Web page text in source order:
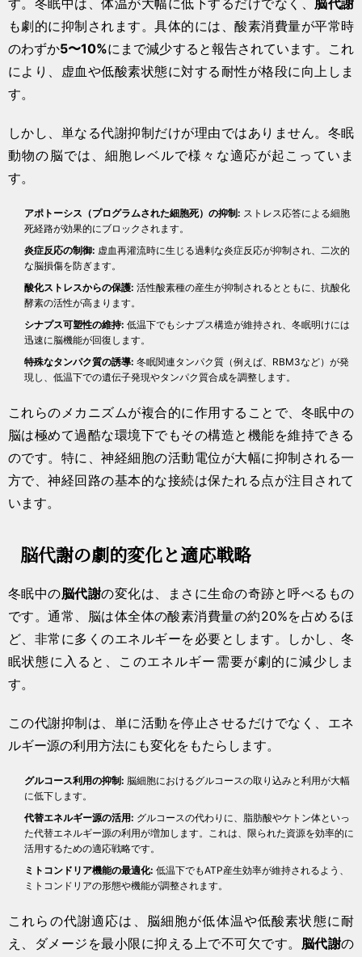
す。冬眠中は、体温が大幅に低下するだけでなく、 脳代謝
も劇的に抑制されます。具体的には、酸素消費量が平常時
のわずか5〜10%にまで減少すると報告されています。これ
により、虚血や低酸素状態に対する耐性が格段に向上しま
す。
しかし、単なる代謝抑制だけが理由ではありません。冬眠
動物の脳では、細胞レベルで様々な適応が起こっていま
す。
アポトーシス（プログラムされた細胞死）の抑制: ストレス応答による細胞
死経路が効果的にブロックされます。
炎症反応の制御: 虚血再灌流時に生じる過剰な炎症反応が抑制され、二次的
な脳損傷を防ぎます。
酸化ストレスからの保護: 活性酸素種の産生が抑制されるとともに、抗酸化
酵素の活性が高まります。
シナプス可塑性の維持: 低温下でもシナプス構造が維持され、冬眠明けには
迅速に脳機能が回復します。
特殊なタンパク質の誘導: 冬眠関連タンパク質（例えば、RBM3など）が発
現し、低温下での遺伝子発現やタンパク質合成を調整します。
これらのメカニズムが複合的に作用することで、冬眠中の
脳は極めて過酷な環境下でもその構造と機能を維持できる
のです。特に、神経細胞の活動電位が大幅に抑制される一
方で、神経回路の基本的な接続は保たれる点が注目されて
います。
脳代謝の劇的変化と適応戦略
冬眠中の脳代謝の変化は、まさに生命の奇跡と呼べるもの
です。通常、脳は体全体の酸素消費量の約20%を占めるほ
ど、非常に多くのエネルギーを必要とします。しかし、冬
眠状態に入ると、このエネルギー需要が劇的に減少しま
す。
この代謝抑制は、単に活動を停止させるだけでなく、エネ
ルギー源の利用方法にも変化をもたらします。
グルコース利用の抑制: 脳細胞におけるグルコースの取り込みと利用が大幅
に低下します。
代替エネルギー源の活用: グルコースの代わりに、脂肪酸やケトン体といっ
た代替エネルギー源の利用が増加します。これは、限られた資源を効率的に
活用するための適応戦略です。
ミトコンドリア機能の最適化: 低温下でもATP産生効率が維持されるよう、
ミトコンドリアの形態や機能が調整されます。
これらの代謝適応は、脳細胞が低体温や低酸素状態に耐
え、ダメージを最小限に抑える上で不可欠です。 脳代謝の